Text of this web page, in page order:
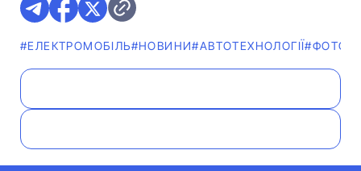
#ЕЛЕКТРОМОБІЛЬ#НОВИНИ#АВТОТЕХНОЛОГІЇ#ФОТО